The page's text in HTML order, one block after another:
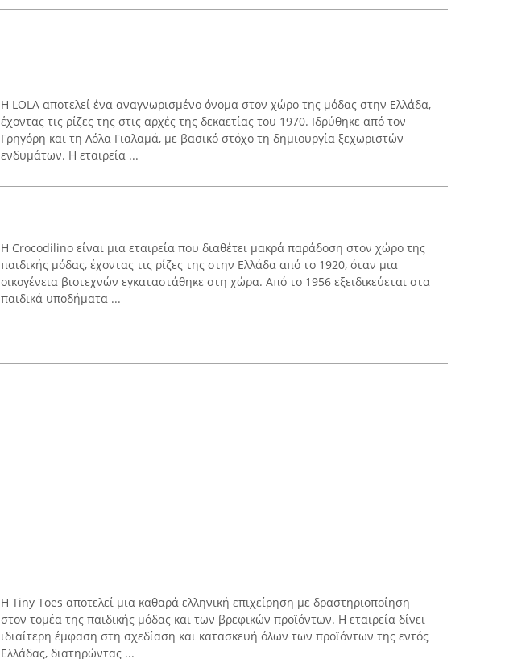
Η LOLA αποτελεί ένα αναγνωρισμένο όνομα στον χώρο της μόδας στην Ελλάδα,
έχοντας τις ρίζες της στις αρχές της δεκαετίας του 1970. Ιδρύθηκε από τον
Γρηγόρη και τη Λόλα Γιαλαμά, με βασικό στόχο τη δημιουργία ξεχωριστών
ενδυμάτων. Η εταιρεία ...
Η Crocodilino είναι μια εταιρεία που διαθέτει μακρά παράδοση στον χώρο της
παιδικής μόδας, έχοντας τις ρίζες της στην Ελλάδα από το 1920, όταν μια
οικογένεια βιοτεχνών εγκαταστάθηκε στη χώρα. Από το 1956 εξειδικεύεται στα
παιδικά υποδήματα ...
Η Tiny Toes αποτελεί μια καθαρά ελληνική επιχείρηση με δραστηριοποίηση
στον τομέα της παιδικής μόδας και των βρεφικών προϊόντων. Η εταιρεία δίνει
ιδιαίτερη έμφαση στη σχεδίαση και κατασκευή όλων των προϊόντων της εντός
Ελλάδας, διατηρώντας ...